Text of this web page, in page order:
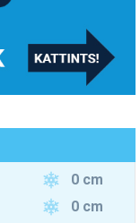
0 cm
0 cm